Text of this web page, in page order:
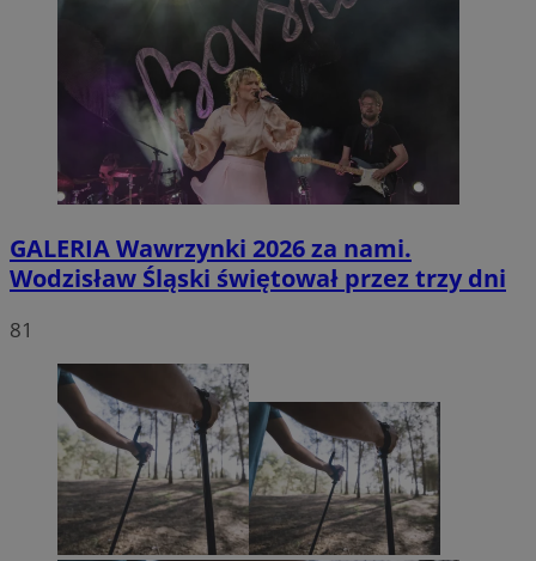
GALERIAWawrzynki 2026 za nami.
Wodzisław Śląski świętował przez trzy dni
81